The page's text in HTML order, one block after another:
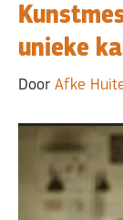
unieke
Door Afke